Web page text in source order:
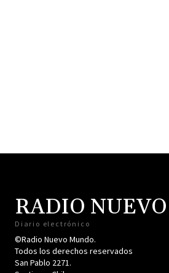
RADIO
Diario electrónico
©Radio Nuevo Mundo.
Todos los derechos reservados
San Pablo 2271.